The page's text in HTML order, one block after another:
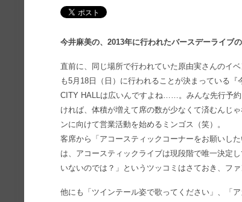
今井麻美の、2013年に行われたバースデーライブ
直前に、同じ場所で行われていた原由実さんのイ
も5月18日（日）に行われることが決まっている
CITY HALLは広いんですよね……。みんな先行予
ければ、体積が増えて席の数が少なくて済むんじ
ンに向けて営業活動を始めるミンゴス（笑）。
客席から「アコースティックコーナーをお願いし
は、アコースティックライブは現段階で唯一決定
いないのでは？」というツッコミはさておき、フ
他にも「ツインテール姿で歌ってください」、「